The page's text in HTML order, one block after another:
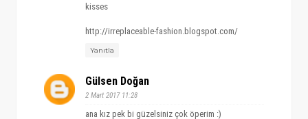
kisses
http://irreplaceable-fashion.blogspot.com/
Yanıtla
Gülsen Doğan
2 Mart 2017 11:28
ana kız pek bi güzelsiniz çok öperim :)